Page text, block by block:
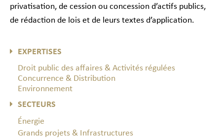
privatisation, de cession ou concession d’actifs publics,
de rédaction de lois et de leurs textes d’application.
EXPERTISES
Droit public des affaires & Activités régulées
Concurrence & Distribution
Environnement
SECTEURS
Énergie
Grands projets & Infrastructures